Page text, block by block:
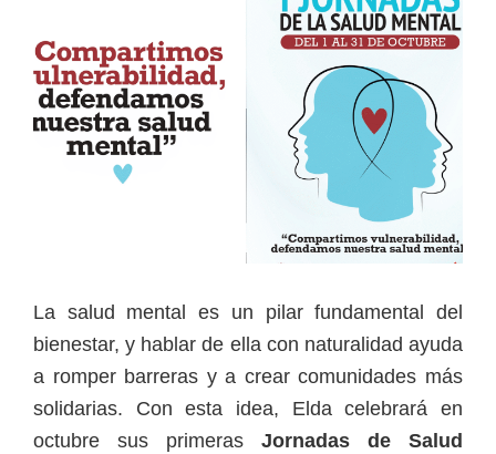
La salud mental es un pilar fundamental del
bienestar, y hablar de ella con naturalidad ayuda
a romper barreras y a crear comunidades más
solidarias. Con esta idea, Elda celebrará en
octubre sus primeras Jornadas de Salud